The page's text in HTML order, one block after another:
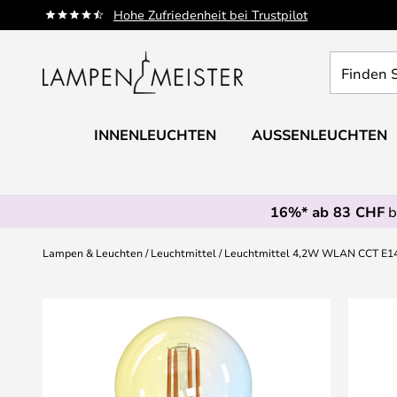
Hohe Zufriedenheit bei Trustpilot
Zum
Inhalt
Sie
Leuchte...
INNENLEUCHTEN AUSSENLEUCHTEN
16%* ab 83 CHF
Lampen & Leuchten Leuchtmittel Leuchtmittel 4,2W WLAN CCT